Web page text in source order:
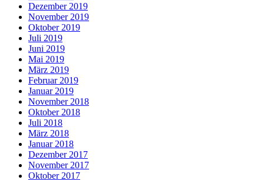
Dezember 2019
November 2019
Oktober 2019
Juli 2019
Juni 2019
Mai 2019
März 2019
Februar 2019
Januar 2019
November 2018
Oktober 2018
Juli 2018
März 2018
Januar 2018
Dezember 2017
November 2017
Oktober 2017